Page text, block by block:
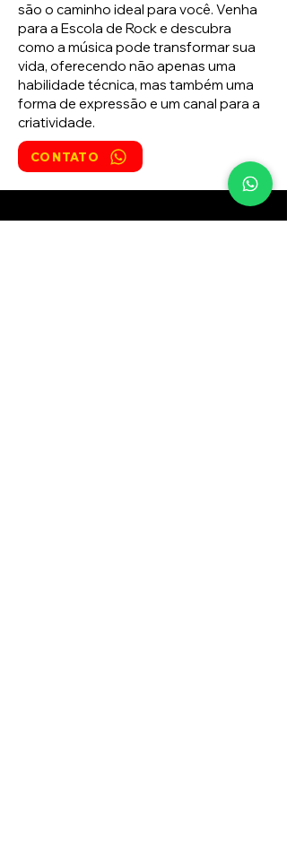
são o caminho ideal para você. Venha
para a Escola de Rock e descubra
como a música pode transformar sua
vida, oferecendo não apenas uma
habilidade técnica, mas também uma
forma de expressão e um canal para a
criatividade.
CONTATO